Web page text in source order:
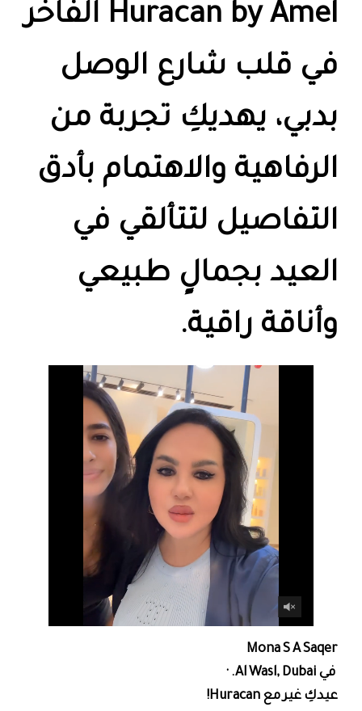
Huracan by Amel الفاخر
في قلب شارع الوصل
بدبي، يهديكِ تجربة من
الرفاهية والاهتمام بأدق
التفاصيل لتتألقي في
العيد بجمالٍ طبيعي
وأناقة راقية.
‎Mona S A Saqer
عيدكِ غير مع Huracan!